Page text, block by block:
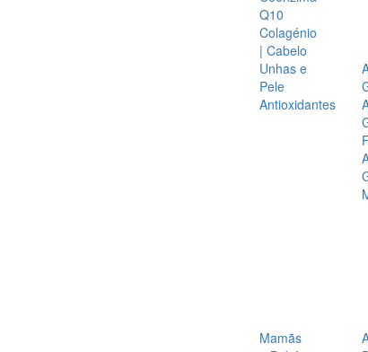
Q10
Colagénio
| Cabelo
Unhas e
Pele
Antioxidantes
Mamãs